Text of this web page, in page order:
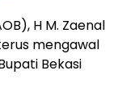
H M. Zaenal
mengawal
Bekasi